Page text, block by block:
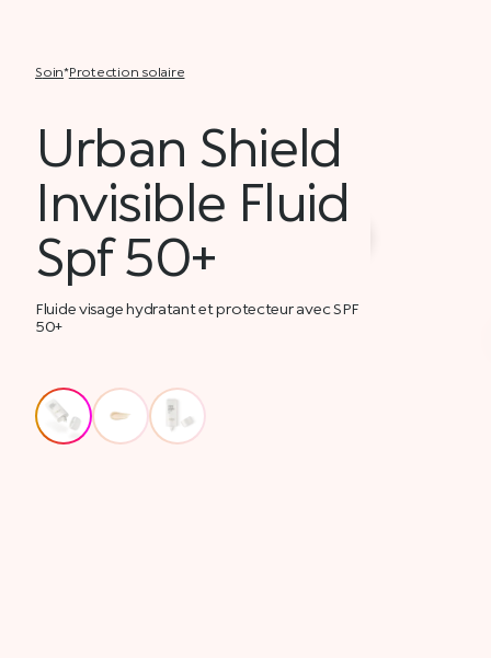
soin* protection solaire
Urban Shield
Invisible Fluid
Spf 50+
Fluide visage hydratant et protecteur avec SPF
50+